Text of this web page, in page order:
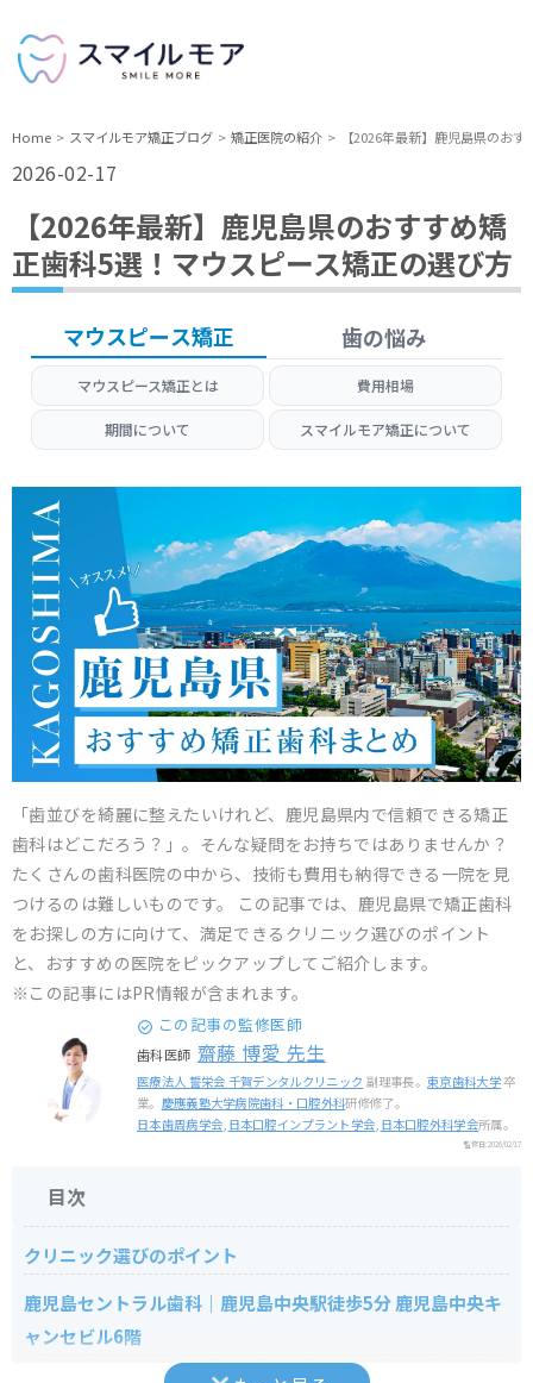
Home スマイルモア矯正ブログ 矯正医院の紹介 【2026年最新】鹿児島県のお
2026-02-17
【2026年最新】鹿児島県のおすすめ矯
正歯科5選！マウスピース矯正の選び方
マウスピース矯正 歯の悩み
マウスピース矯正とは 費用相場
期間について スマイルモア矯正について
「歯並びを綺麗に整えたいけれど、鹿児島県内で信頼できる矯正
歯科はどこだろう？」。そんな疑問をお持ちではありませんか？
たくさんの歯科医院の中から、技術も費用も納得できる一院を見
つけるのは難しいものです。 この記事では、鹿児島県で矯正歯科
をお探しの方に向けて、満足できるクリニック選びのポイント
と、おすすめの医院をピックアップしてご紹介します。
※この記事にはPR情報が含まれます。
この記事の監修医師
歯科医師 齋藤 博愛 先生
医療法人 誓栄会 千賀デンタルクリニック 副理事長。東京歯科大学 卒
業。 慶應義塾大学病院歯科・口腔外科研修修了。
日本歯周病学会, 日本口腔インプラント学会, 日本口腔外科学会所属。
監修日:2026/02/17
目次
クリニック選びのポイント
鹿児島セントラル歯科｜鹿児島中央駅徒歩5分 鹿児島中央キ
ャンセビル6階